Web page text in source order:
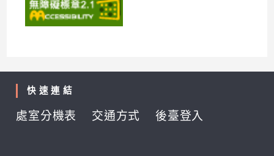
快速連結
處室分機表 交通方式 後臺登入